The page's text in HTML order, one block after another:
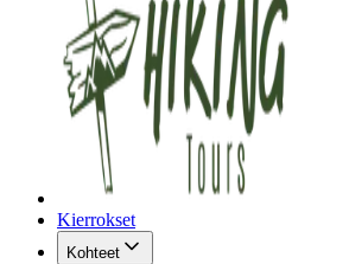
Kierrokset
Kohteet